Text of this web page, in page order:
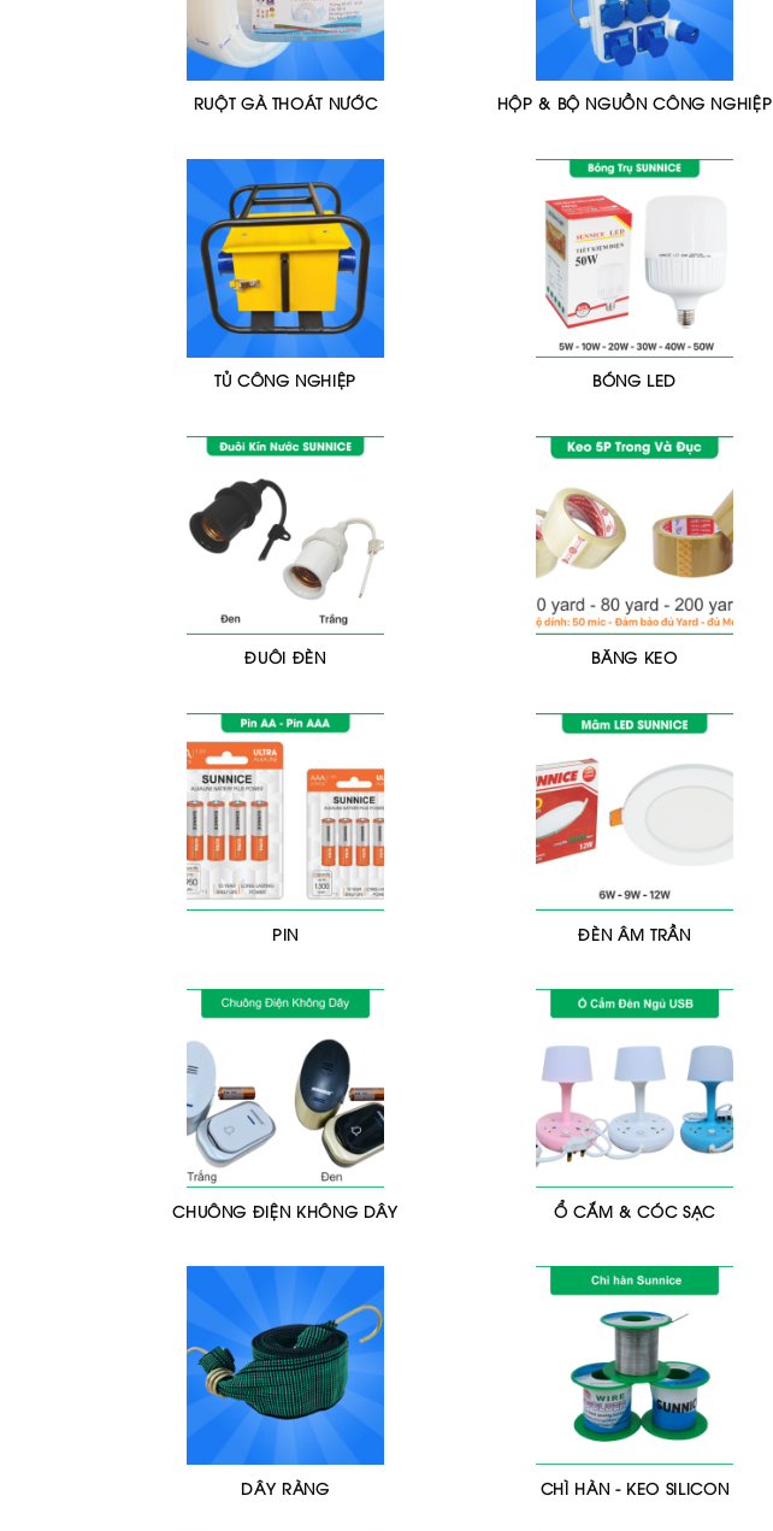
RUỘT GÀ THOÁT NƯỚC HỘP & BỘ NGUỒN CÔNG NGHIỆP
TỦ CÔNG NGHIỆP BÓNG LED
ĐUÔI ĐÈN BĂNG KEO
PIN ĐÈN ÂM TRẦN
CHUÔNG ĐIỆN KHÔNG DÂY Ổ CẮM & CÓC SẠC
DÂY RÀNG CHÌ HÀN - KEO SILICON